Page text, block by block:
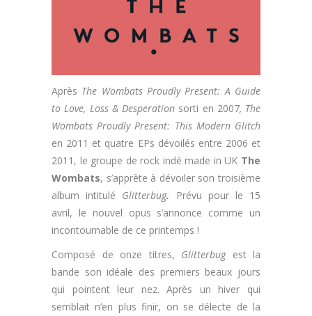
Après The Wombats Proudly Present: A Guide
to Love, Loss & Desperation sorti en 2007, The
Wombats Proudly Present: This Modern Glitch
en 2011 et quatre EPs dévoilés entre 2006 et
2011, le groupe de rock indé made in UK The
Wombats, s’apprête à dévoiler son troisième
album intitulé Glitterbug. Prévu pour le 15
avril, le nouvel opus s’annonce comme un
incontournable de ce printemps !
Composé de onze titres, Glitterbugest la
bande son idéale des premiers beaux jours
qui pointent leur nez. Après un hiver qui
semblait n’en plus finir, on se délecte de la